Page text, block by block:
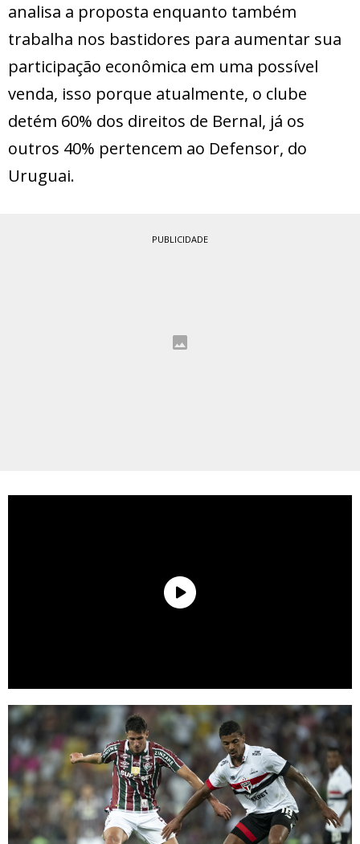
analisa a proposta enquanto também
trabalha nos bastidores para aumentar sua
participação econômica em uma possível
venda, isso porque atualmente, o clube
detém 60% dos direitos de Bernal, já os
outros 40% pertencem ao Defensor, do
Uruguai.
PUBLICIDADE